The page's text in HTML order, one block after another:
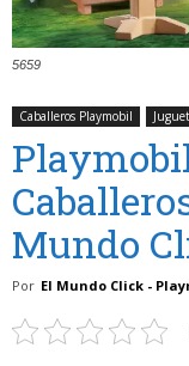
5659
Caballeros Playmobil
Mundo
Por El Mundo Click -